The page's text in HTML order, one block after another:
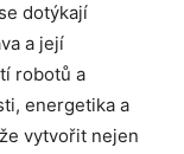
dotýkají
a její
robotů a
energetika a
vytvořit nejen